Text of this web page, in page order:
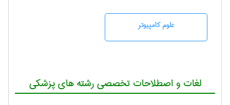
علوم کامپیوتر
لغات و اصطلاحات تخصصی رشته های پزشکی